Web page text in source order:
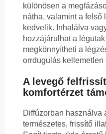
különösen a
nátha, valamint a felső
kedvelik. Inhalálva
hozzájárulhat a
megkönnyítheti a
orrdugulás kellemetlen
A levegő
komfortérzet
Diffúzorban használva
természetes, frissítő